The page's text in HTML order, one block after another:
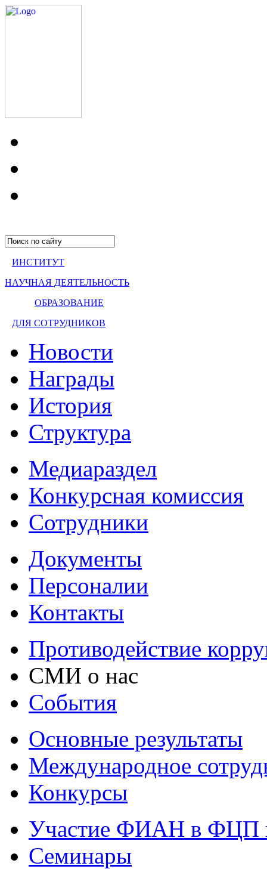
ИНСТИТУТ
НАУЧНАЯ ДЕЯТЕЛЬНОСТЬ
ОБРАЗОВАНИЕ
ДЛЯ СОТРУДНИКОВ
Новости
Награды
История
Структура
Медиараздел
Конкурсная комиссия
Сотрудники
Документы
Персоналии
Контакты
Противодействие
СМИ о нас
События
Основные результаты
Международное
Конкурсы
Участие ФИАН в ФЦП
Семинары